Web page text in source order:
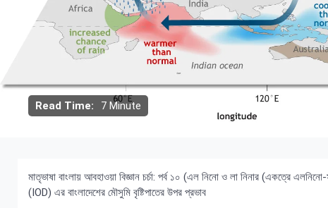
Read Time: 7 Minute
মাতৃভাষা বাংলায় আবহাওয়া বিজ্ঞান চর্চা: পর্ব ১০ (এল নিনো ও লা নিনার (একত্রে
(IOD) এর বাংলাদেশের মৌসুমি বৃষ্টিপাতের উপর প্রভাব